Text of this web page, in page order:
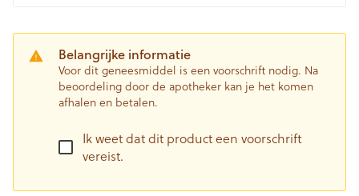
Belangrijke informatie
Voor dit geneesmiddel is een voorschrift nodig. Na
beoordeling door de apotheker kan je het komen
afhalen en betalen.
Ik weet dat dit product een voorschrift
vereist.